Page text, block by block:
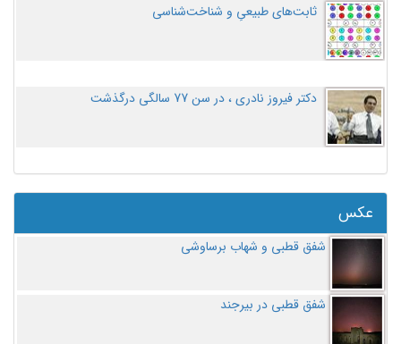
ثابت‌های طبیعیِ و شناخت‌شناسی
دکتر فیروز نادری ، در سن 77 سالگی درگذشت
عکس
شفق قطبی و شهاب برساوشی
شفق قطبی در بیرجند